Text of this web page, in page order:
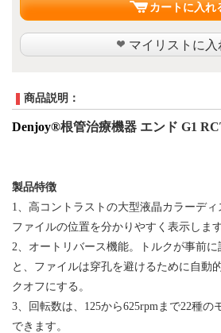
カートに入れ
マイリストに入
商品説明：
Denjoy®根管治療機器 エンド G1
製品特徴
1、高コントラストの大型液晶カラーディ
ファイルの位置を分かりやすく表示します
2、オートリバース機能。トルクが事前
と、ファイルは穿孔を避けるために自動
クオフにする。
3、回転数は、 125から625rpm まで22種の
できます。